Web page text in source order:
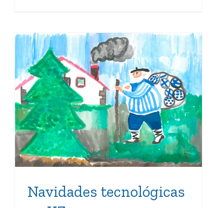
Navidades tecnológicas en
KZgunea
Navidades tecnológicas